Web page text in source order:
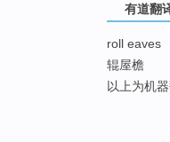
有道翻
roll eaves
辊屋檐
以上为机